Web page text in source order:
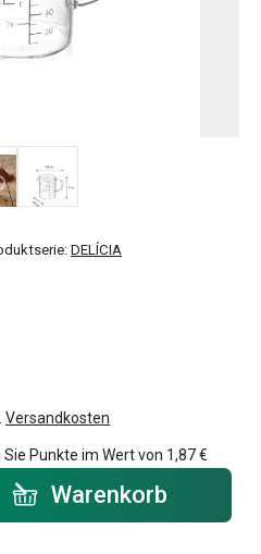
DELÍCIA
Versandkosten
Punkte im Wert von 1,87 €
Warenkorb